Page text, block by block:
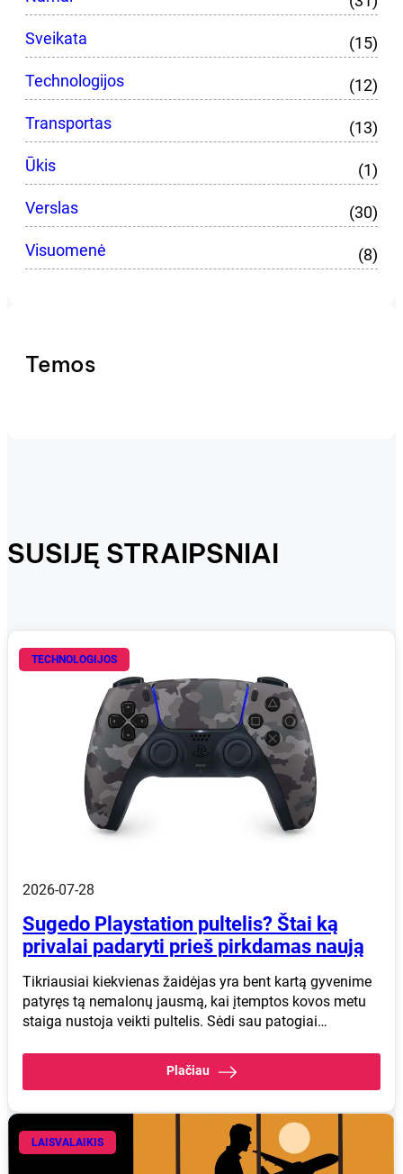
Sveikata
(15)
Technologijos
(12)
Transportas
(13)
Ūkis
(1)
Verslas
(30)
Visuomenė
(8)
Temos
SUSIJĘ STRAIPSNIAI
TECHNOLOGIJOS
2026-07-28
Sugedo Playstation pultelis? Štai ką
privalai padaryti prieš pirkdamas naują
Tikriausiai kiekvienas žaidėjas yra bent kartą gyvenime
patyręs tą nemalonų jausmą, kai įtemptos kovos metu
staiga nustoja veikti pultelis. Sėdi sau patogiai…
Plačiau
LAISVALAIKIS